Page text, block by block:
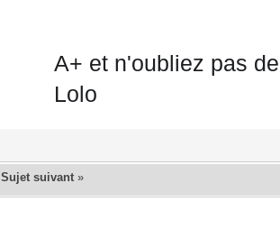
A+ et n'oubliez pas
Lolo
Sujet suivant »